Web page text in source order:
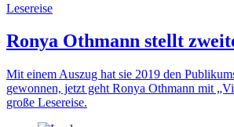
Lesereise
Ronya Othmann stellt
Mit einem Auszug hat sie 2019 den
gewonnen, jetzt geht Ronya Othmann mit
große Lesereise.